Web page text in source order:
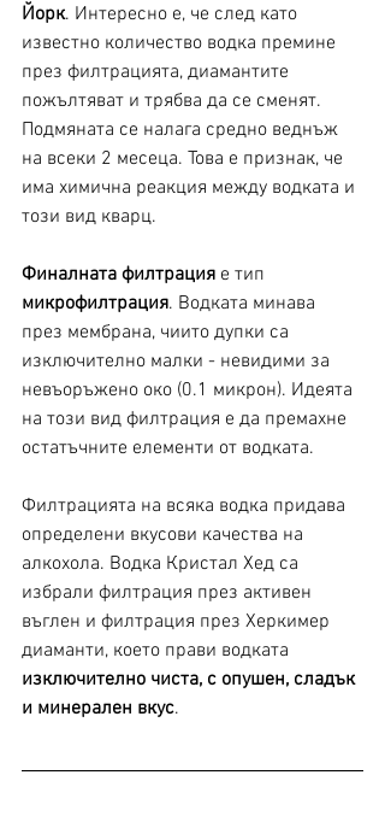
Йорк. Интересно е, че след като
известно количество водка премине
през филтрацията, диамантите
пожълтяват и трябва да се сменят.
Подмяната се налага средно веднъж
на всеки 2 месеца. Това е признак, че
има химична реакция между водката и
този вид кварц.
Финалната филтрация е тип
микрофилтрация. Водката минава
през мембрана, чиито дупки са
изключително малки - невидими за
невъоръжено око (0.1 микрон). Идеята
на този вид филтрация е да премахне
остатъчните елементи от водката.
Филтрацията на всяка водка придава
определени вкусови качества на
алкохола. Водка Кристал Хед са
избрали филтрация през активен
въглен и филтрация през Херкимер
диаманти, което прави водката
изключително чиста, с опушен, сладък
и минерален вкус.